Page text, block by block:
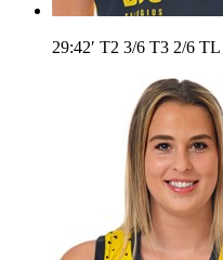
29:42′ T2 3/6 T3 2/6 TL